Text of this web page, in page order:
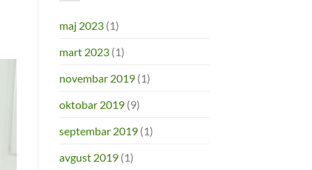
maj 2023(1)
mart 2023(1)
novembar 2019(1)
oktobar 2019(9)
septembar 2019(1)
avgust 2019(1)